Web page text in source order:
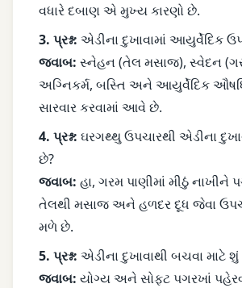
વધારે દબાણ એ મુખ્ય કારણો છે.
3. પ્રશ્ન: એડીના દુખાવામાં આયુર્વેદિક
જવાબ: સ્નેહન (તેલ મસાજ), સ્વેદન
અગ્નિકર્મ, બસ્તિ અને આયુર્વેદિક
સારવાર કરવામાં આવે છે.
4. પ્રશ્ન: ઘરગથ્થુ ઉપચારથી એડીના
છે?
જવાબ: હા, ગરમ પાણીમાં મીઠું નાખીને
તેલથી મસાજ અને હળદર દૂધ જેવા
મળે છે.
5. પ્રશ્ન: એડીના દુખાવાથી બચવા માટે
જવાબ: યોગ્ય અને સોફ્ટ પગરખાં